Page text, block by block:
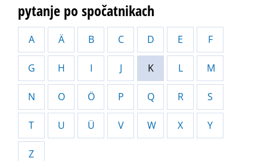
pytanje po spočatnikach
A Ä B C D E F
G H I J K L M
N O Ö P Q R S
T U Ü V W X Y
Z